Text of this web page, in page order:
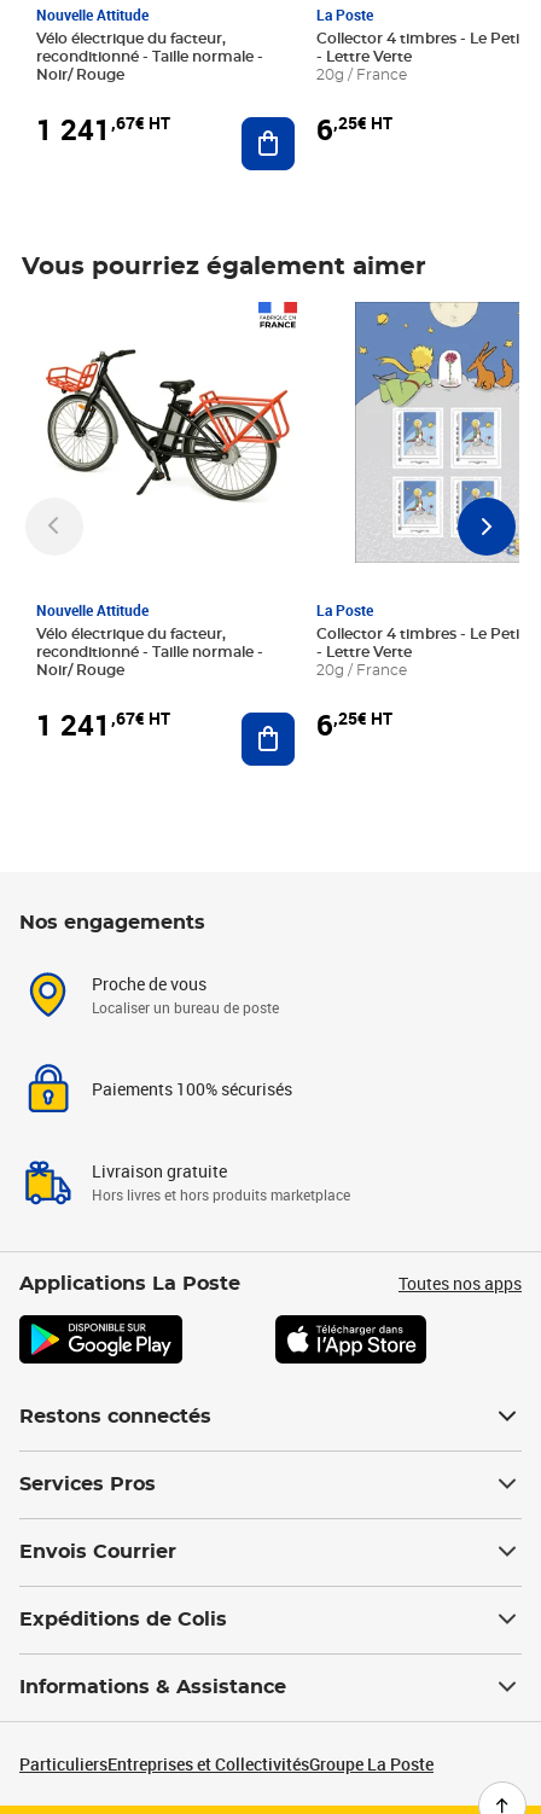
Nouvelle Attitude
Vélo électrique du facteur,
reconditionné - Taille normale -
Noir/ Rouge
1 241 ,67€ HT Ajouter au panier
La Poste
Collector 4 timbres - Le Petit
- Lettre Verte
20g / France
6,25€ HT
Vous pourriez également aimer
Nouvelle Attitude
Vélo électrique du facteur,
reconditionné - Taille normale -
Noir/ Rouge
1 241 ,67€ HT Ajouter au panier
La Poste
Collector 4 timbres - Le Petit
- Lettre Verte
20g / France
6,25€ HT
Prix 6,25€ HT
Nos engagements
Proche de vous
Localiser un bureau de poste
Paiements 100% sécurisés
Livraison gratuite
Hors livres et hors produits marketplace
Applications La Poste Toutes nos apps
Restons connectés
Services Pros
Envois Courrier
Expéditions de Colis
Informations & Assistance
ParticuliersEntreprises et CollectivitésGroupe La Poste